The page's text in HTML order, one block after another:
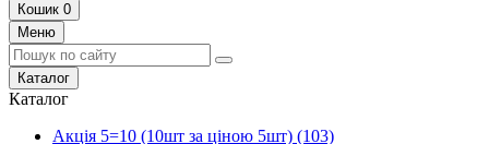
Кошик 0
Меню
Каталог
Каталог
Акція 5=10 (10шт за ціною 5шт) (103)